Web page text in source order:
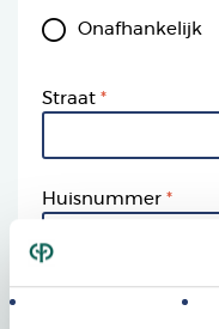
Onafhankelijk
Straat
Huisnummer